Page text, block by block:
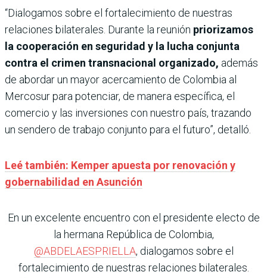
“Dialogamos sobre el fortalecimiento de nuestras
relaciones bilaterales. Durante la reunión priorizamos
la cooperación en seguridad y la lucha conjunta
contra el crimen transnacional organizado, además
de abordar un mayor acercamiento de Colombia al
Mercosur para potenciar, de manera específica, el
comercio y las inversiones con nuestro país, trazando
un sendero de trabajo conjunto para el futuro”, detalló.
Leé también: Kemper apuesta por renovación y
gobernabilidad en Asunción
En un excelente encuentro con el presidente electo de
la hermana República de Colombia,
@ABDELAESPRIELLA, dialogamos sobre el
fortalecimiento de nuestras relaciones bilaterales.